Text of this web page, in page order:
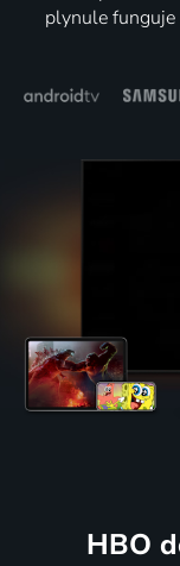
plynule
HBO